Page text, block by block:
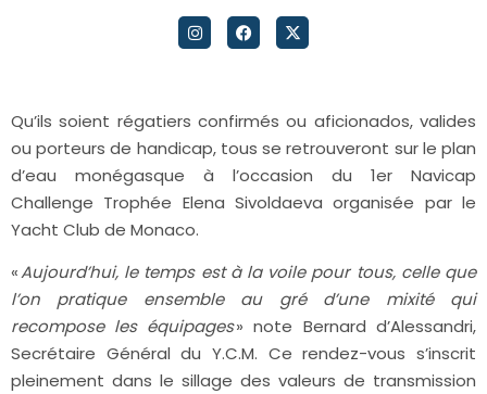
Qu’ils soient régatiers confirmés ou aficionados, valides
ou porteurs de handicap, tous se retrouveront sur le plan
d’eau monégasque à l’occasion du 1er Navicap
Challenge Trophée Elena Sivoldaeva organisée par le
Yacht Club de Monaco.
«Aujourd’hui, le temps est à la voile pour tous, celle que
l’on pratique ensemble au gré d’une mixité qui
recompose les équipages» note Bernard d’Alessandri,
Secrétaire Général du Y.C.M. Ce rendez-vous s’inscrit
pleinement dans le sillage des valeurs de transmission